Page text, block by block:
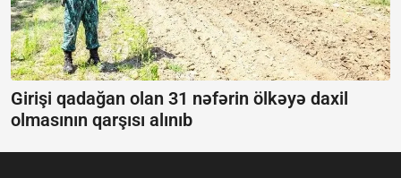
Girişi qadağan olan 31 nəfərin ölkəyə daxil
olmasının qarşısı alınıb